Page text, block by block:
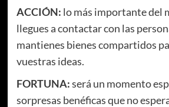
ACCIÓN: lo más importante del
llegues a contactar con las
mantienes bienes compartidos
vuestras ideas.
FORTUNA:será un momento
sorpresas benéficas que no